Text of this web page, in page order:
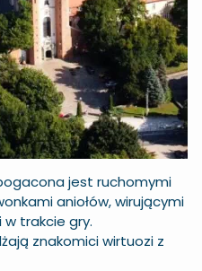
jest ruchomymi
aniołów, wirującymi
trakcie gry.
znakomici wirtuozi z